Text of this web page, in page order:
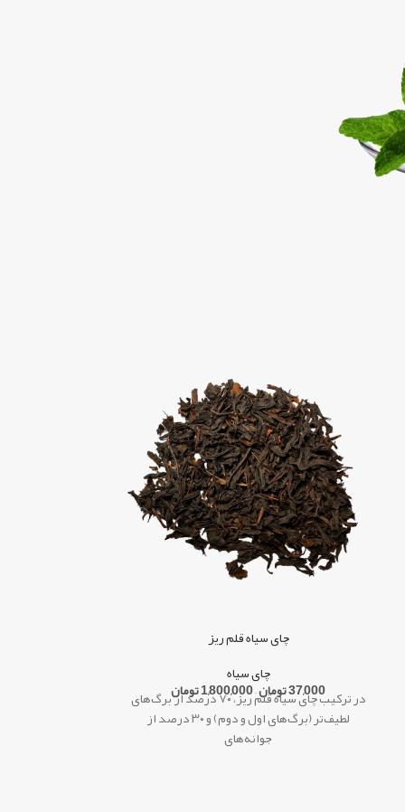
چای سیاه قلم ریز
چای سیاه
37,000تومان–
1,800,000تومان
در ترکیب چای سیاه قلم ریز، ۷۰ درصد از برگ‌های
لطیف‌تر (برگ‌های اول و دوم) و ۳۰ درصد از
جوانه‌های